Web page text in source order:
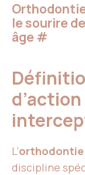
le sourire
âge#
L’
discipline